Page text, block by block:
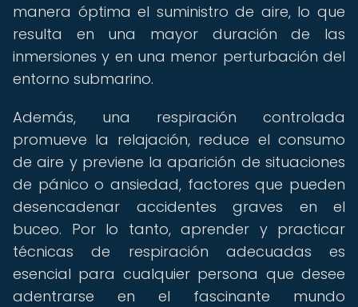
manera óptima el suministro de aire, lo que
resulta en una mayor duración de las
inmersiones y en una menor perturbación del
entorno submarino.
Además, una respiración controlada
promueve la relajación, reduce el consumo
de aire y previene la aparición de situaciones
de pánico o ansiedad, factores que pueden
desencadenar accidentes graves en el
buceo. Por lo tanto, aprender y practicar
técnicas de respiración adecuadas es
esencial para cualquier persona que desee
adentrarse en el fascinante mundo